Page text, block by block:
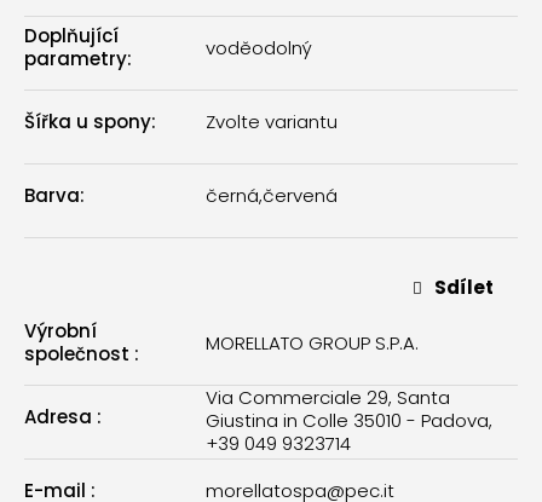
Doplňující
parametry: voděodolný
Šířka u spony: Zvolte variantu
Barva: černá,červená
Sdílet
Výrobní
společnost : MORELLATO GROUP S.P.A.
Adresa :
Via Commerciale 29, Santa
Giustina in Colle 35010 - Padova,
+39 049 9323714
E-mail : morellatospa@pec.it